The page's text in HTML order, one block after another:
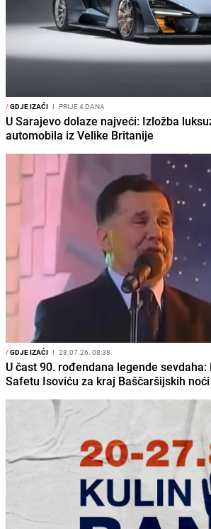
/GDJE IZAĆI I PRIJE 4 DANA
U Sarajevo dolaze najveći: Izložba
automobila iz Velike Britanije
/GDJE IZAĆI I 28.07.26. 08:38
U čast 90. rođendana legende
Safetu Isoviću za kraj Baščaršijskih noći